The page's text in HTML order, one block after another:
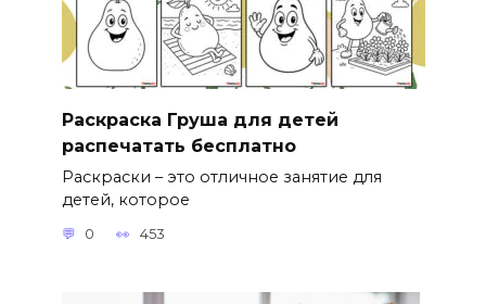
Раскраска Груша для детей
распечатать бесплатно
Раскраски – это отличное занятие для
детей, которое
0 453